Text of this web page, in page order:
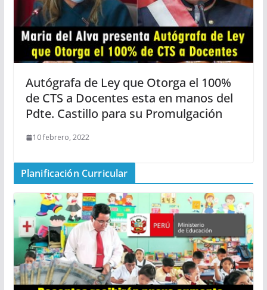
Autógrafa de Ley que Otorga el 100%
de CTS a Docentes esta en manos del
Pdte. Castillo para su Promulgación
10 febrero, 2022
Planificación Curricular